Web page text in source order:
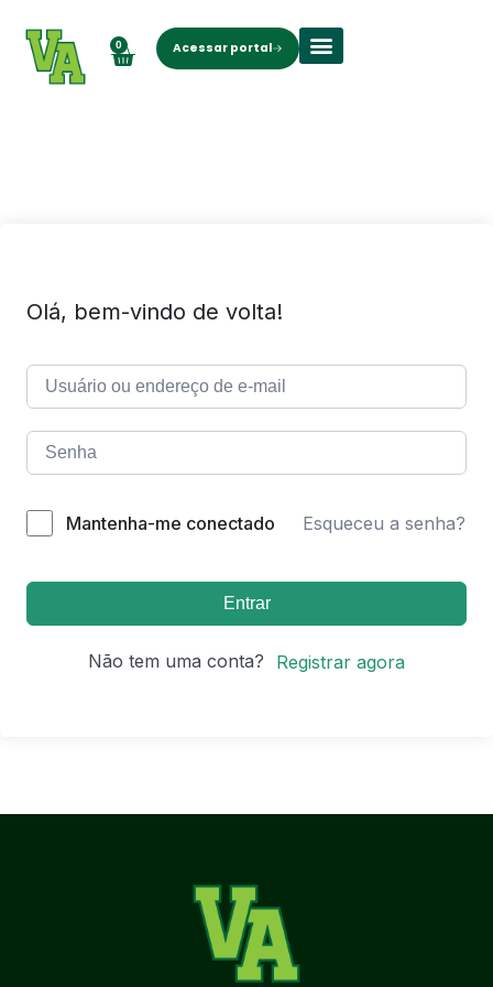
0 Acessar portal
Olá, bem-vindo de volta!
Mantenha-me conectado Esqueceu a senha?
Entrar
Não tem uma conta? Registrar agora